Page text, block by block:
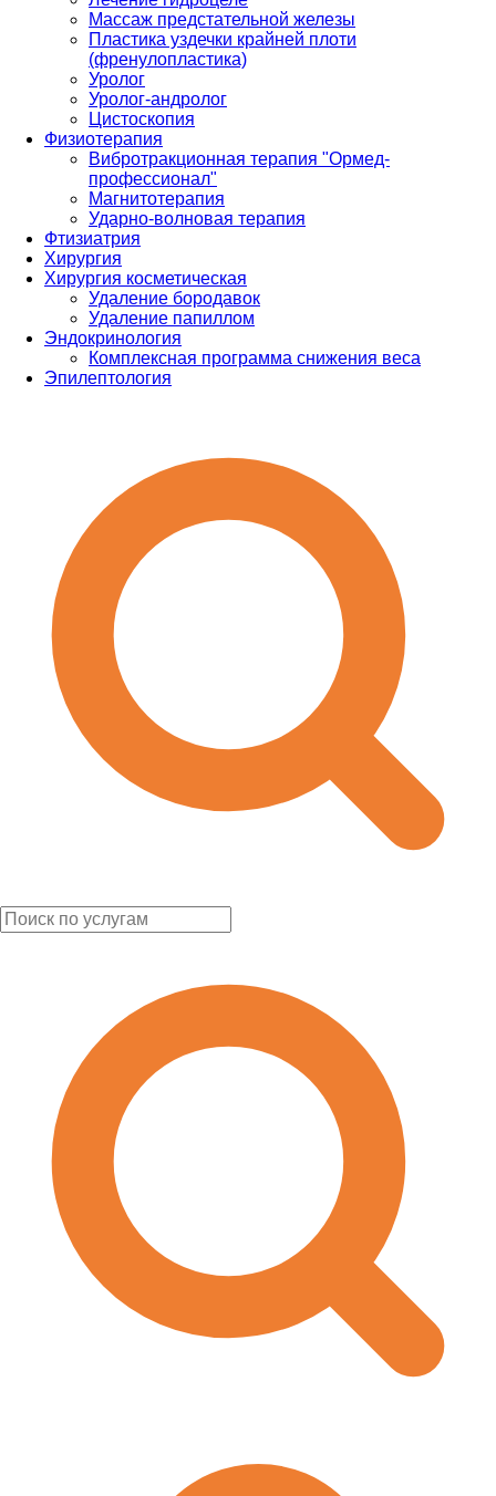
Массаж предстательной железы
Пластика уздечки крайней плоти
(френулопластика)
Уролог
Уролог-андролог
Цистоскопия
Физиотерапия
Вибротракционная терапия "Ормед-
профессионал"
Магнитотерапия
Ударно-волновая терапия
Фтизиатрия
Хирургия
Хирургия косметическая
Удаление бородавок
Удаление папиллом
Эндокринология
Комплексная программа снижения веса
Эпилептология